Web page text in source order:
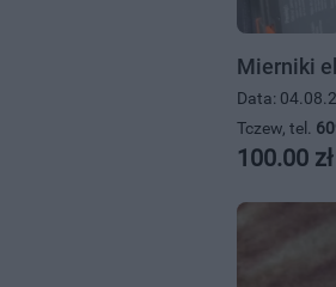
Mierniki
Data:
Tczew, tel.
100.00 zł